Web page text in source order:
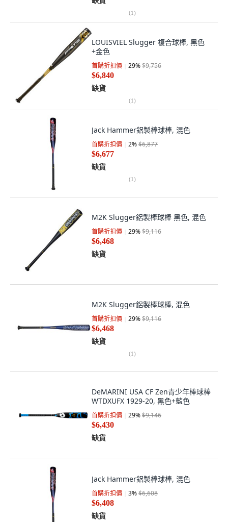
(1)
LOUISVIEL Slugger 複合球棒, 黑色
+金色
首購折扣價 29%$9,756
$6,840
缺貨
(1)
Jack Hammer鋁製棒球棒, 混色
首購折扣價 2%$6,877
$6,677
缺貨
(1)
M2K Slugger鋁製棒球棒 黑色, 混色
首購折扣價 29%$9,116
$6,468
缺貨
M2K Slugger鋁製棒球棒, 混色
首購折扣價 29%$9,116
$6,468
缺貨
(1)
DeMARINI USA CF Zen青少年棒球棒
WTDXUFX 1929-20, 黑色+藍色
首購折扣價 29%$9,146
$6,430
缺貨
Jack Hammer鋁製棒球棒, 混色
首購折扣價 3%$6,608
$6,408
缺貨